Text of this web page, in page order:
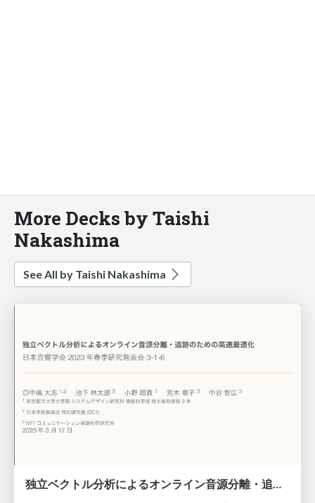
More Decks by Taishi
Nakashima
See All by Taishi Nakashima
独立ベクトル分析によるオンライン音源分離・追跡のための高速最適化 / Fast online algorithms for independent vector analysis